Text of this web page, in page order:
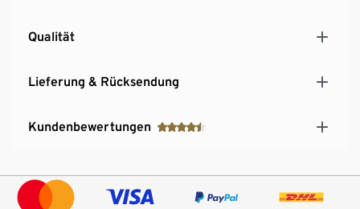
Qualität
Lieferung & Rücksendung
Kundenbewertungen